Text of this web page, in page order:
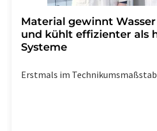
Material gewinnt
und kühlt effizienter als
Systeme
Erstmals im